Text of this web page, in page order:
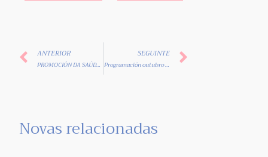
ANTERIOR
PROMOCIÓN DA SAÚDE NAS MULLERES DIAGNOSTICADAS DE CANCRO
SEGUINTE
Programación outubro en ADICAM
Novas relacionadas